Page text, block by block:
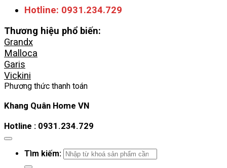
Hotline: 0931.234.729
Thương hiệu phổ biến:
Grandx
Malloca
Garis
Vickini
Phương thức thanh toán
Khang Quân Home VN
Hotline : 0931.234.729
Tìm kiếm: